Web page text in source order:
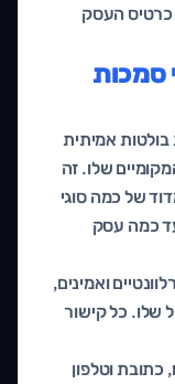
כרטיס העסק
סמכות
אמיתית
שלו. זה
של כמה סוגי
כמה עסק
ואמינים,
שלו. כל קישור
וטלפון